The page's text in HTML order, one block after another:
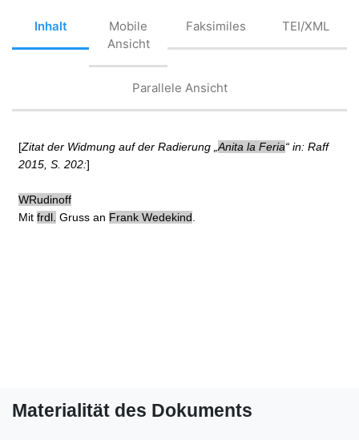
Inhalt
Mobile
Ansicht
Faksimiles TEI/XML
Parallele Ansicht
[Zitat der Widmung auf der Radierung „ Anita la Feria“ in: Raff
2015, S. 202:]
WRudinoff
Mit frdl. Gruss an Frank Wedekind
Materialität des Dokuments